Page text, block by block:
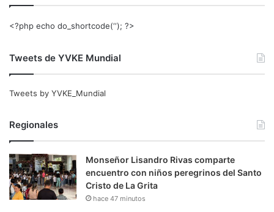
<?php echo do_shortcode(‘‘); ?>
Tweets de YVKE Mundial
Tweets by YVKE_Mundial
Regionales
Monseñor Lisandro Rivas comparte
encuentro con niños peregrinos del Santo
Cristo de La Grita
hace 47 minutos